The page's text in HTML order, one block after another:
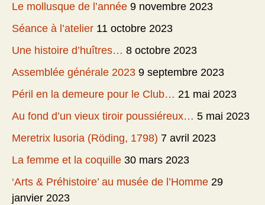
Le mollusque de l’année 9 novembre 2023
Séance à l’atelier 11 octobre 2023
Une histoire d’huîtres… 8 octobre 2023
Assemblée générale 2023 9 septembre 2023
Péril en la demeure pour le Club… 21 mai 2023
Au fond d’un vieux tiroir poussiéreux… 5 mai 2023
Meretrix lusoria (Röding, 1798) 7 avril 2023
La femme et la coquille 30 mars 2023
‘Arts & Préhistoire’ au musée de l’Homme 29
janvier 2023